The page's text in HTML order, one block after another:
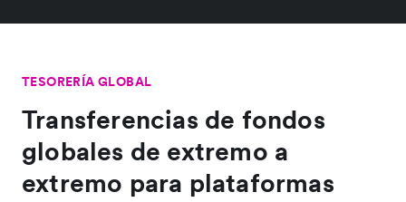
TESORERÍA GLOBAL
Transferencias de fondos
globales de extremo a
extremo para plataformas